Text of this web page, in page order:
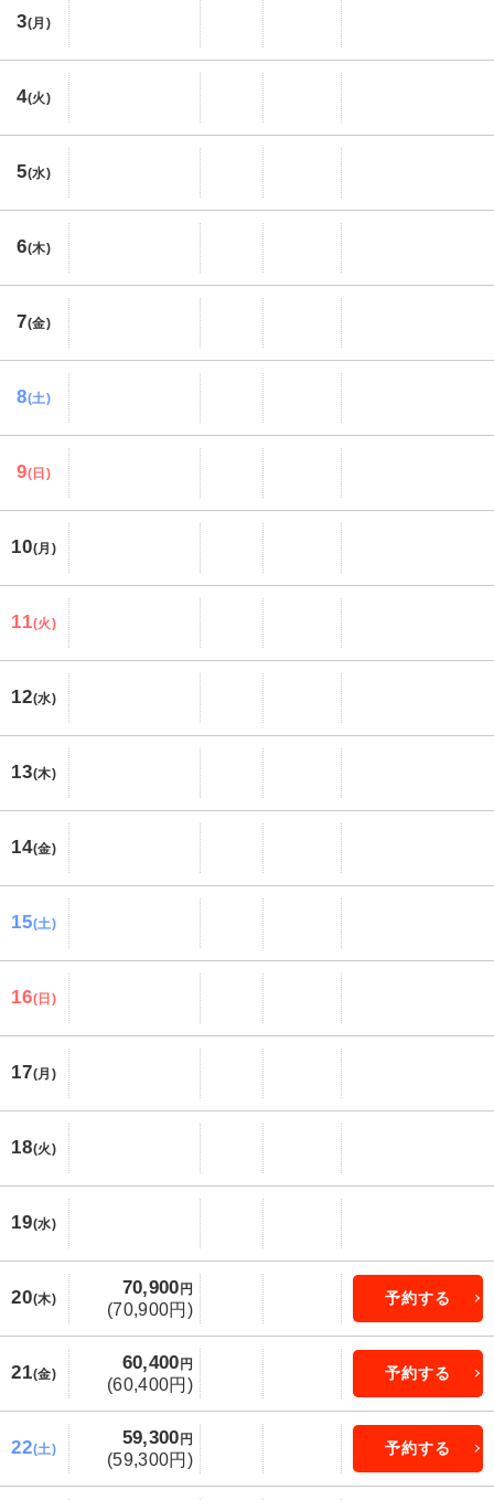
3(月)
4(火)
5(水)
6(木)
7(金)
8(土)
9(日)
10(月)
11(火)
12(水)
13(木)
14(金)
15(土)
16(日)
17(月)
18(火)
19(水)
20(木)
70,900 円
(70,900円)
予約する
21(金)
60,400 円
(60,400円)
予約する
22(土)
59,300 円
(59,300円)
予約する